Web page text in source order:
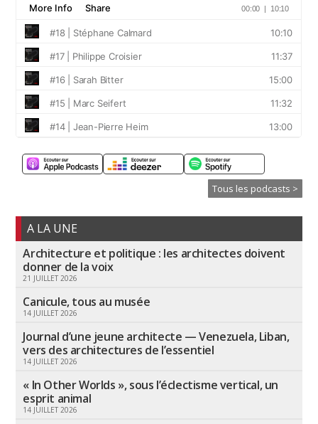
Tous les podcasts >
A LA UNE
Architecture et politique : les architectes doivent
donner de la voix
21 JUILLET 2026
Canicule, tous au musée
14 JUILLET 2026
Journal d’une jeune architecte — Venezuela, Liban,
vers des architectures de l’essentiel
14 JUILLET 2026
« In Other Worlds », sous l’éclectisme vertical, un
esprit animal
14 JUILLET 2026